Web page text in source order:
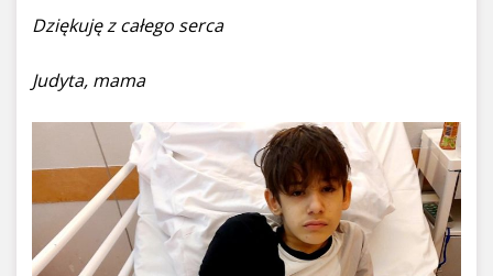
Dziękuję z całego serca
Judyta, mama